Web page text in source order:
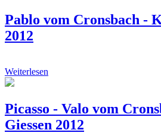
Pablo vom Cronsbach -
2012
Weiterlesen
Picasso - Valo vom
Giessen 2012